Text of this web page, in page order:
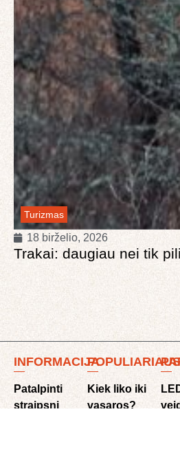
Turizmas
18 birželio, 2026
Trakai: daugiau nei tik
INFORMACIJA
Patalpinti
straipsnį
Kiek liko iki
vasaros?